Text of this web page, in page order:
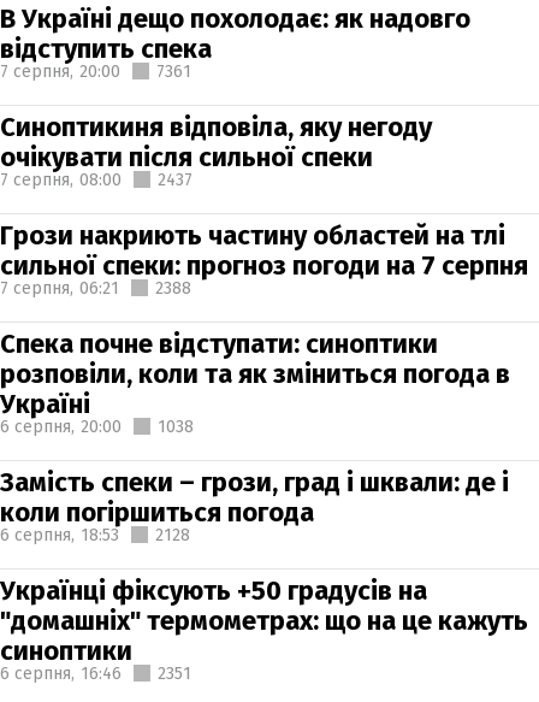
В Україні дещо похолодає: як надовго
відступить спека
7 серпня, 20:00 7361
Синоптикиня відповіла, яку негоду
очікувати після сильної спеки
7 серпня, 08:00 2437
Грози накриють частину областей на тлі
сильної спеки: прогноз погоди на 7 серпня
7 серпня, 06:21 2388
Спека почне відступати: синоптики
розповіли, коли та як зміниться погода в
Україні
6 серпня, 20:00 1038
Замість спеки – грози, град і шквали: де і
коли погіршиться погода
6 серпня, 18:53 2128
Українці фіксують +50 градусів на
"домашніх" термометрах: що на це кажуть
синоптики
6 серпня, 16:46 2351